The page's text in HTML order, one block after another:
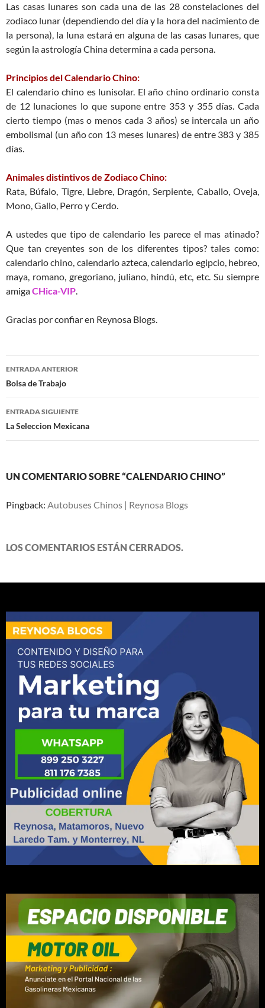
Las casas lunares son cada una de las 28 constelaciones del
zodiaco lunar (dependiendo del día y la hora del nacimiento de
la persona), la luna estará en alguna de las casas lunares, que
según la astrología China determina a cada persona.
Principios del Calendario Chino:
El calendario chino es lunisolar. El año chino ordinario consta
de 12 lunaciones lo que supone entre 353 y 355 días. Cada
cierto tiempo (mas o menos cada 3 años) se intercala un año
embolismal (un año con 13 meses lunares) de entre 383 y 385
días.
Animales distintivos de Zodiaco Chino:
Rata, Búfalo, Tigre, Liebre, Dragón, Serpiente, Caballo, Oveja,
Mono, Gallo, Perro y Cerdo.
A ustedes que tipo de calendario les parece el mas atinado?
Que tan creyentes son de los diferentes tipos? tales como:
calendario chino, calendario azteca, calendario egipcio, hebreo,
maya, romano, gregoriano, juliano, hindú, etc, etc. Su siempre
amigaCHica-VIP.
Gracias por confiar en Reynosa Blogs.
Navegación
de
entradas
ENTRADA ANTERIOR
Bolsa de Trabajo
ENTRADA SIGUIENTE
La Seleccion Mexicana
UN COMENTARIO SOBRE “CALENDARIO CHINO”
Pingback: Autobuses Chinos | Reynosa Blogs
LOS COMENTARIOS ESTÁN CERRADOS.